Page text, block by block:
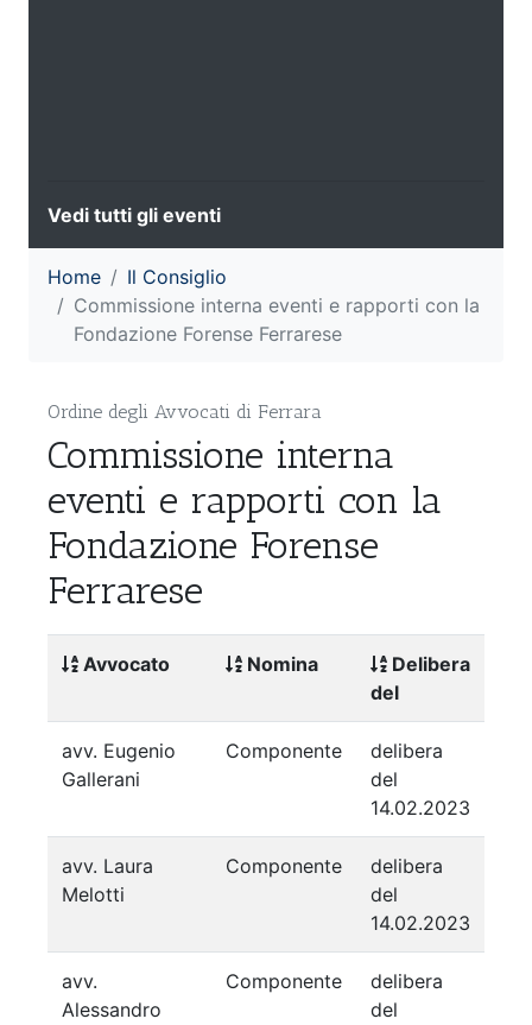
Vedi tutti gli eventi
Home
Il Consiglio
Commissione interna eventi e rapporti con la
Fondazione Forense Ferrarese
Ordine degli Avvocati di Ferrara
Commissione interna
eventi e rapporti con la
Fondazione Forense
Ferrarese
Avvocato Nomina
Delibera
del
avv. Eugenio
Gallerani
Componente
delibera
del
14.02.2023
avv. Laura
Melotti
Componente
delibera
del
14.02.2023
avv.
Alessandro
Componente
delibera
del